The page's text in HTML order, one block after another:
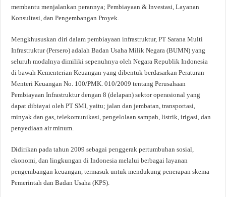
membantu menjalankan perannya; Pembiayaan & Investasi, Layanan
Konsultasi, dan Pengembangan Proyek.
Mengkhususkan diri dalam pembiayaan infrastruktur, PT Sarana Multi
Infrastruktur (Persero) adalah Badan Usaha Milik Negara (BUMN) yang
seluruh modalnya dimiliki sepenuhnya oleh Negara Republik Indonesia
di bawah Kementerian Keuangan yang dibentuk berdasarkan Peraturan
Menteri Keuangan No. 100/PMK. 010/2009 tentang Perusahaan
Pembiayaan Infrastruktur dengan 8 (delapan) sektor operasional yang
dapat dibiayai oleh PT SMI, yaitu; jalan dan jembatan, transportasi,
minyak dan gas, telekomunikasi, pengelolaan sampah, listrik, irigasi, dan
penyediaan air minum.
Didirikan pada tahun 2009 sebagai penggerak pertumbuhan sosial,
ekonomi, dan lingkungan di Indonesia melalui berbagai layanan
pengembangan keuangan, termasuk untuk mendukung penerapan skema
Pemerintah dan Badan Usaha (KPS).